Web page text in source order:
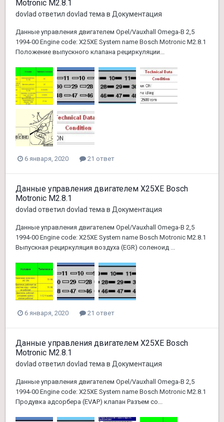
Motronic M2.8.1
dovlad ответил dovlad тема в Документация
Данные управления двигателем Opel/Vauxhall Omega-B 2,5
1994-00 Engine code: X25XE System name Bosch Motronic M2.8.1
Положение выпускного клапана рециркуляции...
6 января, 2020 21 ответ
Данные управления двигателем X25XE Bosch
Motronic M2.8.1
dovlad ответил dovlad тема в Документация
Данные управления двигателем Opel/Vauxhall Omega-B 2,5
1994-00 Engine code: X25XE System name Bosch Motronic M2.8.1
Выпускная рециркуляция воздуха (EGR) соленоид ...
6 января, 2020 21 ответ
Данные управления двигателем X25XE Bosch
Motronic M2.8.1
dovlad ответил dovlad тема в Документация
Данные управления двигателем Opel/Vauxhall Omega-B 2,5
1994-00 Engine code: X25XE System name Bosch Motronic M2.8.1
Продувка адсорбера (EVAP) клапан Разъем со...